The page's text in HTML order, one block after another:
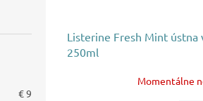
€9
Listerine Fresh Mint ústna
250ml
Momentálne